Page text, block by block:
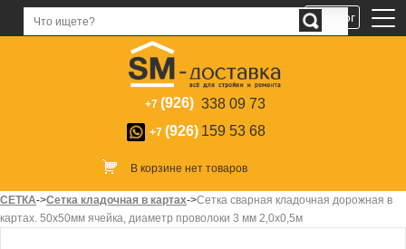
+7 (926) 338 09 73
+7 (926) 159 53 68
В корзине нет товаров
СЕТКА->Сетка кладочная в картах->Сетка сварная кладочная дорожная в
картах. 50х50мм ячейка, диаметр проволоки 3 мм 2,0х0,5м
Каталог